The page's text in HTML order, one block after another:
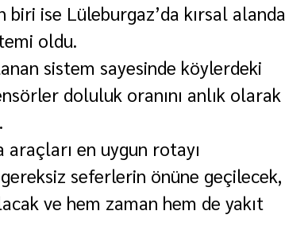
biri ise Lüleburgaz’da kırsal alanda
oldu.
sistem sayesinde köylerdeki
doluluk oranını anlık olarak
en uygun rotayı
seferlerin önüne geçilecek,
ve hem zaman hem de yakıt